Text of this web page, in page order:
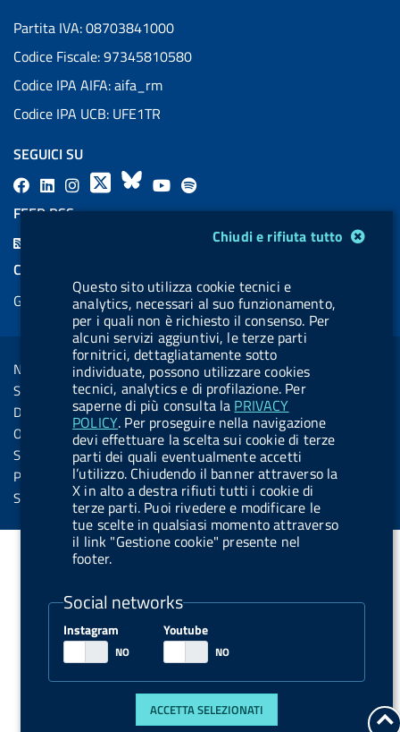
Chiudi e rifiuta tutto
Questo sito utilizza cookie tecnici e
analytics, necessari al suo funzionamento,
per i quali non è richiesto il consenso. Per
alcuni servizi aggiuntivi, le terze parti
fornitrici, dettagliatamente sotto
individuate, possono utilizzare cookies
tecnici, analytics e di profilazione. Per
saperne di più consulta la PRIVACY
POLICY. Per proseguire nella navigazione
devi effettuare la scelta sui cookie di terze
parti dei quali eventualmente accetti
l’utilizzo. Chiudendo il banner attraverso la
X in alto a destra rifiuti tutti i cookie di
terze parti. Puoi rivedere e modificare le
tue scelte in qualsiasi momento attraverso
il link "Gestione cookie" presente nel
footer.
Social networks
Instagram Youtube
ACCETTA SELEZIONATI
Partita IVA: 08703841000
Codice Fiscale: 97345810580
Codice IPA AIFA: aifa_rm
Codice IPA UCB: UFE1TR
SEGUICI SU
F
a
L
i
a
l
.
b
u
t
t
o
n
.
i
n
s
t
a
g
r
a
m
X
B
l
s
k
y
Y
o
u
b
e
l
a
l
.
b
u
t
t
o
n
s
p
o
y
FEED RSS
COOKIES
Gestione cookie
Sezione Link Utili
Note legali
Social Media Policy
Dichiarazione di accessibilità
Obiettivi di accessibilità
Statistiche sito
Privacy
Servizi Online